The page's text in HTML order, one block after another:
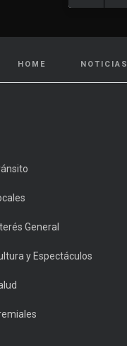
HOME NOTICIAS
General
y Espectáculos